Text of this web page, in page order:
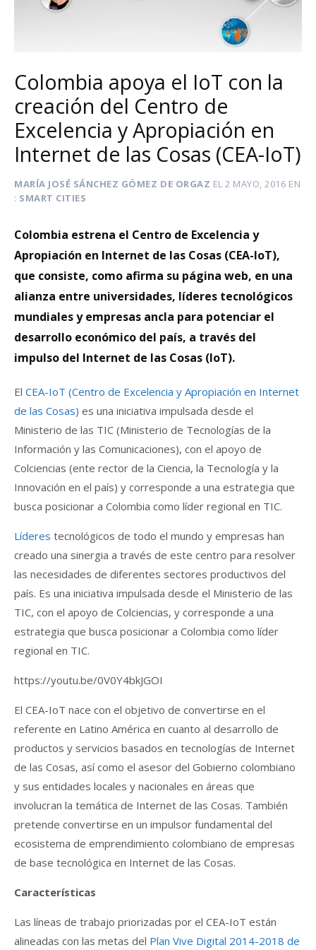
Colombia apoya el IoT con la
creación del Centro de
Excelencia y Apropiación en
Internet de las Cosas (CEA-IoT)
MARÍA JOSÉ SÁNCHEZ GÓMEZ DE ORGAZ EL 2 MAYO, 2016 EN
SMART CITIES
Colombia estrena el Centro de Excelencia y
Apropiación en Internet de las Cosas (CEA-IoT),
que consiste, como afirma su página web, en una
alianza entre universidades, líderes tecnológicos
mundiales y empresas ancla para potenciar el
desarrollo económico del país, a través del
impulso del Internet de las Cosas (IoT).
El CEA-IoT (Centro de Excelencia y Apropiación en Internet
de las Cosas) es una iniciativa impulsada desde el
Ministerio de las TIC (Ministerio de Tecnologías de la
Información y las Comunicaciones), con el apoyo de
Colciencias (ente rector de la Ciencia, la Tecnología y la
Innovación en el país) y corresponde a una estrategia que
busca posicionar a Colombia como líder regional en TIC.
Líderes tecnológicos de todo el mundo y empresas han
creado una sinergia a través de este centro para resolver
las necesidades de diferentes sectores productivos del
país. Es una iniciativa impulsada desde el Ministerio de las
TIC, con el apoyo de Colciencias, y corresponde a una
estrategia que busca posicionar a Colombia como líder
regional en TIC.
https://youtu.be/0V0Y4bkJGOI
El CEA-IoT nace con el objetivo de convertirse en el
referente en Latino América en cuanto al desarrollo de
productos y servicios basados en tecnologías de Internet
de las Cosas, así como el asesor del Gobierno colombiano
y sus entidades locales y nacionales en áreas que
involucran la temática de Internet de las Cosas. También
pretende convertirse en un impulsor fundamental del
ecosistema de emprendimiento colombiano de empresas
de base tecnológica en Internet de las Cosas.
Características
Las líneas de trabajo priorizadas por el CEA-IoT están
alineadas con las metas del Plan Vive Digital 2014-2018 de